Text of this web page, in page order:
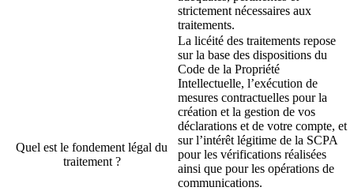
strictement nécessaires aux
traitements.
Quel est le fondement légal du
traitement ?
La licéité des traitements repose
sur la base des dispositions du
Code de la Propriété
Intellectuelle, l’exécution de
mesures contractuelles pour la
création et la gestion de vos
déclarations et de votre compte, et
sur l’intérêt légitime de la SCPA
pour les vérifications réalisées
ainsi que pour les opérations de
communications.